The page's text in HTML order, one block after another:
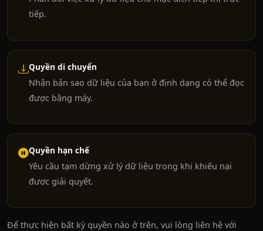
tiếp.
Quyền di chuyển
Nhận bản sao dữ liệu của bạn ở định dạng có thể đọc
được bằng máy.
Quyền hạn chế
Yêu cầu tạm dừng xử lý dữ liệu trong khi khiếu nại
được giải quyết.
Để thực hiện bất kỳ quyền nào ở trên, vui lòng liên hệ với